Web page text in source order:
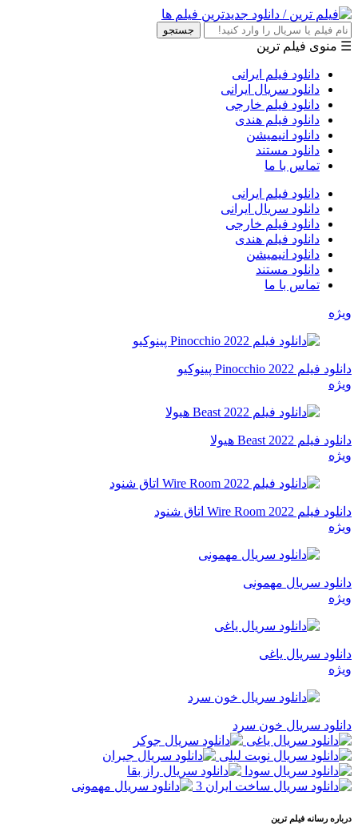
جستجو
☰ منوی فیلم ترین
دانلود فیلم ایرانی
دانلود سریال ایرانی
دانلود فیلم خارجی
دانلود فیلم هندی
دانلود انیمیشن
دانلود مستند
تماس با ما
دانلود فیلم ایرانی
دانلود سریال ایرانی
دانلود فیلم خارجی
دانلود فیلم هندی
دانلود انیمیشن
دانلود مستند
تماس با ما
ویژه
دانلود فیلم Pinocchio 2022 پینوکیو
ویژه
دانلود فیلم Beast 2022 هیولا
ویژه
دانلود فیلم Wire Room 2022 اتاق شنود
ویژه
دانلود سریال مهمونی
ویژه
دانلود سریال یاغی
ویژه
دانلود سریال خون سرد
درباره رسانه فيلم ترين